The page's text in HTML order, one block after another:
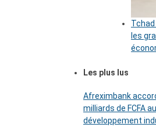
les
Les plus lus
Afreximbank
milliards de FCFA
développement